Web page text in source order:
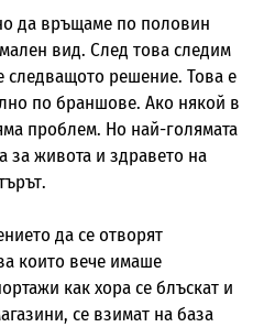
да връщаме по половин
вид. След това следим
следващото решение. Това е
по браншове. Ако някой в
проблем. Но най-голямата
за живота и здравето на
да се отворят
които вече имаше
как хора се блъскат и
се взимат на база